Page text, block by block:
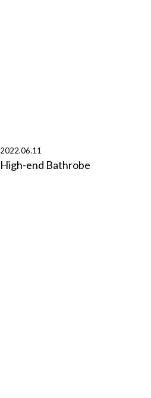
2022.06.11
High-end Bathrobe